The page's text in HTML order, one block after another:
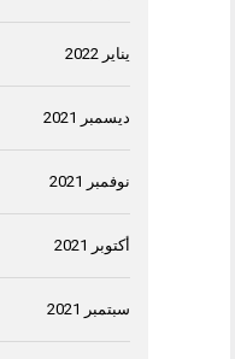
يناير 2022
ديسمبر 2021
نوفمبر 2021
أكتوبر 2021
سبتمبر 2021